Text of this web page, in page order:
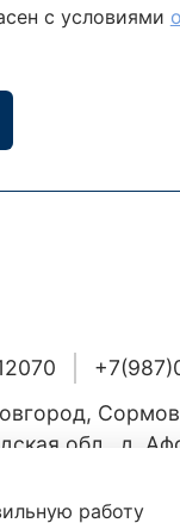
с условиями
обл., д.
работу